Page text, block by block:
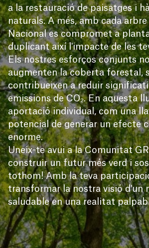
a la restauració de paisatges i
naturals. A més, amb cada
Nacional es compromet a
duplicant així l'impacte de les
Els nostres esforços conjunts
augmenten la coberta forestal,
contribueixen a reduir
emissions de CO₂. En aquesta
aportació individual, com una
potencial de generar un efecte
enorme.
Uneix-te avui a la Comunitat
construir un futur més verd i
tothom! Amb la teva
transformar la nostra visió d'un
saludable en una realitat